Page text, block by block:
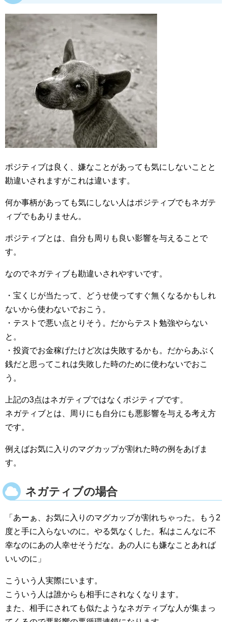
ポジティブは良く、嫌なことがあっても気にしないことと
勘違いされますがこれは違います。
何か事柄があっても気にしない人はポジティブでもネガテ
ィブでもありません。
ポジティブとは、自分も周りも良い影響を与えることで
す。
なのでネガティブも勘違いされやすいです。
・宝くじが当たって、どうせ使ってすぐ無くなるかもしれ
ないから使わないでおこう。
・テストで悪い点とりそう。だからテスト勉強やらない
と。
・投資でお金稼げたけど次は失敗するかも。だからあぶく
銭だと思ってこれは失敗した時のために使わないでおこ
う。
上記の3点はネガティブではなくポジティブです。
ネガティブとは、周りにも自分にも悪影響を与える考え方
です。
例えばお気に入りのマグカップが割れた時の例をあげま
す。
ネガティブの場合
「あーぁ、お気に入りのマグカップが割れちゃった。もう2
度と手に入らないのに。やる気なくした。私はこんなに不
幸なのにあの人幸せそうだな。あの人にも嫌なことあれば
いいのに」
こういう人実際にいます。
こういう人は誰からも相手にされなくなります。
また、相手にされても似たようなネガティブな人が集まっ